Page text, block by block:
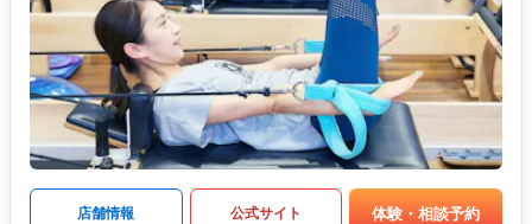
店舗情報 公式サイト 体験・相談予約